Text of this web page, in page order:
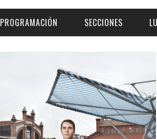
PROGRAMACIÓN
Plan Finde
SECCIONES
ESCÉNICAS
CULTURA
GASTRONOMÍA